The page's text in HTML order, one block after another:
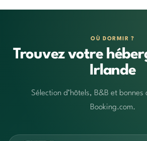
OÙ DORMIR ?
Trouvez votre
Irlande
Sélection d’hôtels, B&B et bonnes
Booking.com.